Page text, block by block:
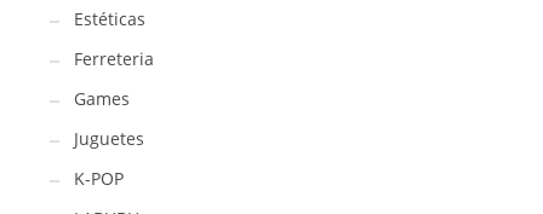
Estéticas
Ferreteria
Games
Juguetes
K-POP